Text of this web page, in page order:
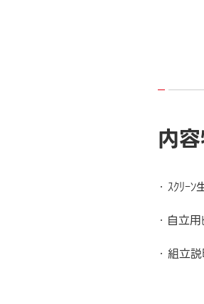
内
ｽｸﾘｰ
自立用
組立